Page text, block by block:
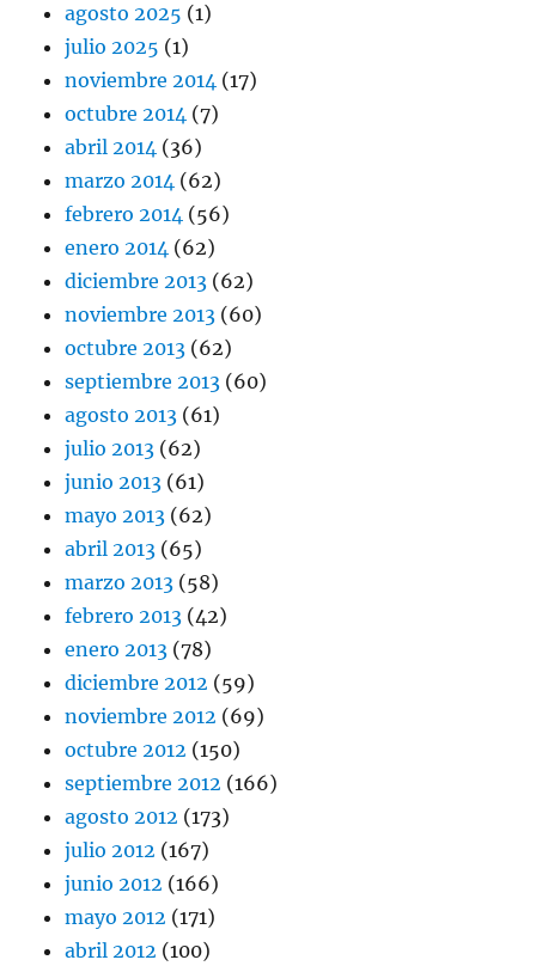
agosto 2025 (1)
julio 2025 (1)
noviembre 2014 (17)
octubre 2014 (7)
abril 2014 (36)
marzo 2014 (62)
febrero 2014 (56)
enero 2014 (62)
diciembre 2013 (62)
noviembre 2013 (60)
octubre 2013 (62)
septiembre 2013 (60)
agosto 2013 (61)
julio 2013 (62)
junio 2013 (61)
mayo 2013 (62)
abril 2013 (65)
marzo 2013 (58)
febrero 2013 (42)
enero 2013 (78)
diciembre 2012 (59)
noviembre 2012 (69)
octubre 2012 (150)
septiembre 2012 (166)
agosto 2012 (173)
julio 2012 (167)
junio 2012 (166)
mayo 2012 (171)
abril 2012 (100)